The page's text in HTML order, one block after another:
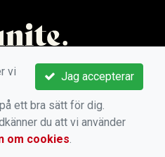
Jag accepterar
vi
ett bra sätt för dig.
du att vi använder
om cookies.